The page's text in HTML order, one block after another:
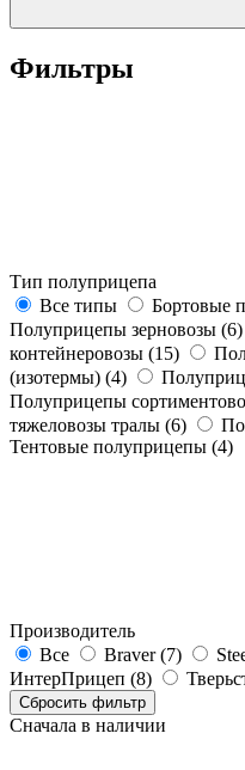
Фильтры
Тип полуприцепа
Все типы
Бортовые
Полуприцепы зерновозы (6)
контейнеровозы (15)
(изотермы) (4)
Полуприцепы
тяжеловозы тралы (6)
Тентовые полуприцепы (4)
Производитель
Все
Braver (7)
ИнтерПрицеп (8)
Сбросить фильтр
Сначала в наличии